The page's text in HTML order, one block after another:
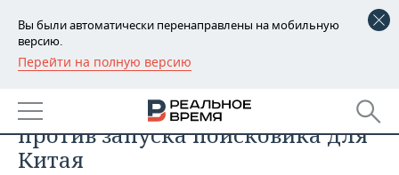
Вы были автоматически перенаправлены на мобильную
версию.
Перейти на полную версию
РЕГИОНЫ
БАШКОРТОСТАН
ТАТАРСТАН
НОВОСТИ
АНАЛИТИКА
Сотрудники Google выступили
против запуска поисковика для
Китая